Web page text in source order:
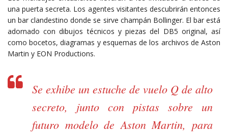
una puerta secreta. Los agentes visitantes descubrirán entonces
un bar clandestino donde se sirve champán Bollinger. El bar está
adornado con dibujos técnicos y piezas del DB5 original, así
como bocetos, diagramas y esquemas de los archivos de Aston
Martin y EON Productions.
Se exhibe un estuche de vuelo Q de alto
secreto, junto con pistas sobre un
futuro modelo de Aston Martin, para